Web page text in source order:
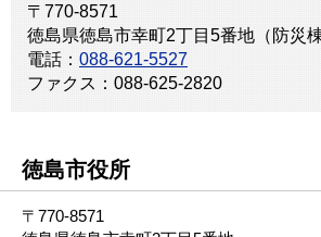
〒770-8571
徳島県徳島市幸町2丁目5番地（防災棟
電話： 088-621-5527
ファクス：088-625-2820
徳島市役所
〒770-8571